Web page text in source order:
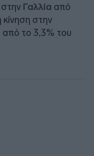
Γαλλία από
στην
το 3,3% του